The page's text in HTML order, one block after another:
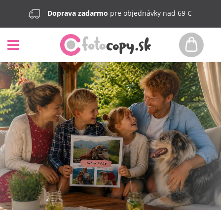
Doprava zadarmo pre objednávky nad 69 €